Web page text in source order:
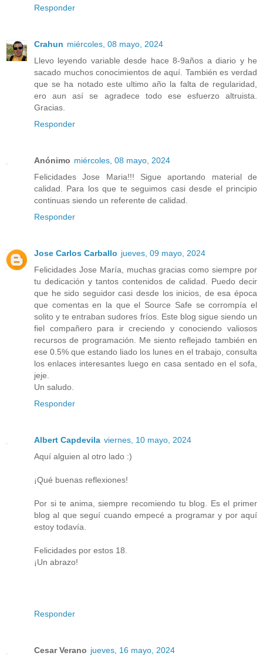
Responder
Crahun miércoles, 08 mayo, 2024
Llevo leyendo variable desde hace 8-9años a diario y he
sacado muchos conocimientos de aquí. También es verdad
que se ha notado este ultimo año la falta de regularidad,
ero aun así se agradece todo ese esfuerzo altruista.
Gracias.
Responder
Anónimo miércoles, 08 mayo, 2024
Felicidades Jose Maria!!! Sigue aportando material de
calidad. Para los que te seguimos casi desde el principio
continuas siendo un referente de calidad.
Responder
Jose Carlos Carballo jueves, 09 mayo, 2024
Felicidades Jose María, muchas gracias como siempre por
tu dedicación y tantos contenidos de calidad. Puedo decir
que he sido seguidor casi desde los inicios, de esa época
que comentas en la que el Source Safe se corrompía el
solito y te entraban sudores fríos. Este blog sigue siendo un
fiel compañero para ir creciendo y conociendo valiosos
recursos de programación. Me siento reflejado también en
ese 0.5% que estando liado los lunes en el trabajo, consulta
los enlaces interesantes luego en casa sentado en el sofa,
jeje.
Un saludo.
Responder
Albert Capdevila viernes, 10 mayo, 2024
Aquí alguien al otro lado :)
¡Qué buenas reflexiones!
Por si te anima, siempre recomiendo tu blog. Es el primer
blog al que seguí cuando empecé a programar y por aquí
estoy todavía.
Felicidades por estos 18.
¡Un abrazo!
Responder
Cesar Verano jueves, 16 mayo, 2024